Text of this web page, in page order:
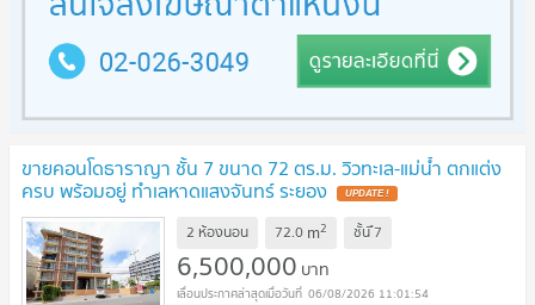
ขายคอนโดธาราญา ชั้น 7 ขนาด 72 ตร.ม. วิวทะเล-แม่น้ำ ตกแต่ง
ครบ พร้อมอยู่ ทำเลหาดแสงจันทร์ ระยอง UPDATE !
2 ห้องนอน 72.0 m2 ชั้นึ7
6,500,000 บาท
06/08/2026 11:01:54